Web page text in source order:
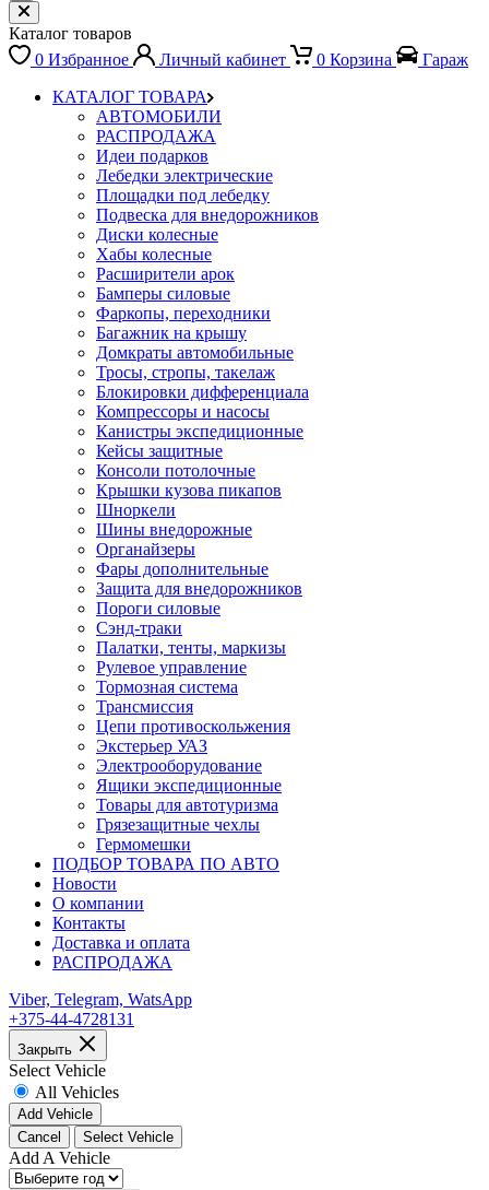
Каталог товаров
0 Избранное Личный кабинет 0 Корзина
Гараж
КАТАЛОГ ТОВАРА
АВТОМОБИЛИ
РАСПРОДАЖА
Идеи подарков
Лебедки электрические
Площадки под лебедку
Подвеска для внедорожников
Диски колесные
Хабы колесные
Расширители арок
Бамперы силовые
Фаркопы, переходники
Багажник на крышу
Домкраты автомобильные
Тросы, стропы, такелаж
Блокировки дифференциала
Компрессоры и насосы
Канистры экспедиционные
Кейсы защитные
Консоли потолочные
Крышки кузова пикапов
Шноркели
Шины внедорожные
Органайзеры
Фары дополнительные
Защита для внедорожников
Пороги силовые
Сэнд-траки
Палатки, тенты, маркизы
Рулевое управление
Тормозная система
Трансмиссия
Цепи противоскольжения
Экстерьер УАЗ
Электрооборудование
Ящики экспедиционные
Товары для автотуризма
Грязезащитные чехлы
Гермомешки
ПОДБОР ТОВАРА ПО АВТО
Новости
О компании
Контакты
Доставка и оплата
РАСПРОДАЖА
Viber, Telegram, WatsApp
+375-44-4728131
Закрыть
Select Vehicle
All Vehicles
Add Vehicle
Cancel
Select Vehicle
Add A Vehicle